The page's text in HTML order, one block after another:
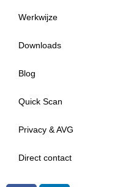
Werkwijze
Downloads
Blog
Quick Scan
Privacy & AVG
Direct contact